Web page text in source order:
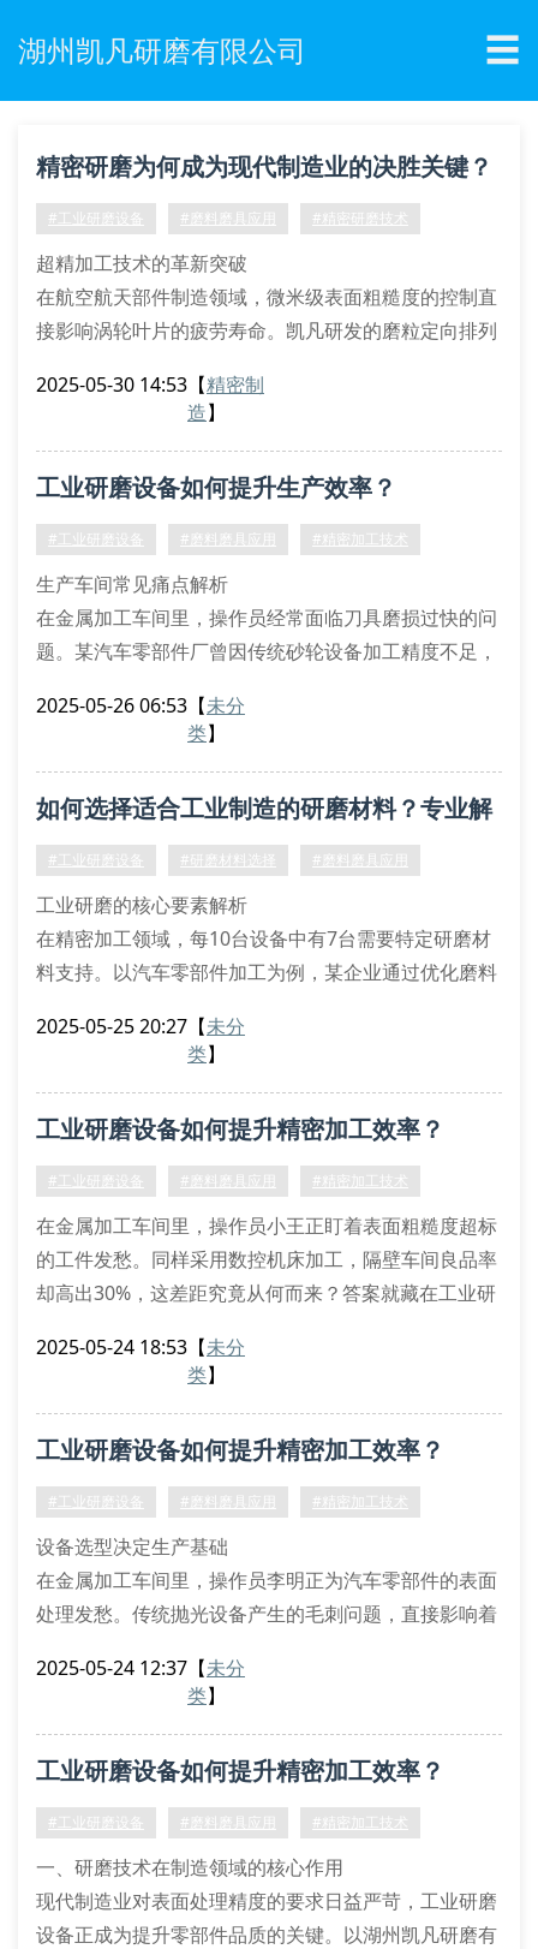
湖州凯凡研磨有限公司 ☰
精密研磨为何成为现代制造业的决胜关键？
#工业研磨设备 #磨料磨具应用 #精密研磨技术
超精加工技术的革新突破
在航空航天部件制造领域，微米级表面粗糙度的控制直
接影响涡轮叶片的疲劳寿命。凯凡研发的磨粒定向排列
在高速切削时保持0.8μm的形位公差。这项突破性工艺
多轴联动研磨设备体系
五轴联动平面研磨机采用摆线减速系统
2025-05-30 14:53 【精密制
造】
工业研磨设备如何提升生产效率？
#工业研磨设备 #磨料磨具应用 #精密加工技术
生产车间常见痛点解析
在金属加工车间里，操作员经常面临刀具磨损过快的问
题。某汽车零部件厂曾因传统砂轮设备加工精度不足，
领域尤为突出，直接影响了工业研磨设备的综合使用效
自动化研磨系统：搭载智能压力传感器的磨料磨具可实
时调整研磨力度
2025-05-26 06:53 【未分
类】
如何选择适合工业制造的研磨材料？专业解
答在这里
#工业研磨设备 #研磨材料选择 #磨料磨具应用
工业研磨的核心要素解析
在精密加工领域，每10台设备中有7台需要特定研磨材
料支持。以汽车零部件加工为例，某企业通过优化磨料
影响着加工效率和成品质量，这要求我们必须掌握研磨
磨料粒度与表面粗糙度的对应关系
结合剂类型对材料去除率的影响
研磨材料选购的三大误区
某机械厂曾因误选
2025-05-25 20:27 【未分
类】
工业研磨设备如何提升精密加工效率？
#工业研磨设备 #磨料磨具应用 #精密加工技术
在金属加工车间里，操作员小王正盯着表面粗糙度超标
的工件发愁。同样采用数控机床加工，隔壁车间良品率
却高出30%，这差距究竟从何而来？答案就藏在工业研
一、研磨设备性能的三大核心指标
转速波动控制在±2%以内，确保金刚石砂轮均匀磨损。
冷却系统设计更是关键，双循环过滤装置
2025-05-24 18:53 【未分
类】
工业研磨设备如何提升精密加工效率？
#工业研磨设备 #磨料磨具应用 #精密加工技术
设备选型决定生产基础
在金属加工车间里，操作员李明正为汽车零部件的表面
处理发愁。传统抛光设备产生的毛刺问题，直接影响着
稳定在±0.01mm范围，这个案例揭示出工业研磨设备
主轴转速波动直接影响磨料磨具的切削效果。目前主流
设备采用闭环控制系统，配合金刚石砂轮可实现镜面加
2025-05-24 12:37 【未分
类】
工业研磨设备如何提升精密加工效率？
#工业研磨设备 #磨料磨具应用 #精密加工技术
一、研磨技术在制造领域的核心作用
现代制造业对表面处理精度的要求日益严苛，工业研磨
设备正成为提升零部件品质的关键。以湖州凯凡研磨有